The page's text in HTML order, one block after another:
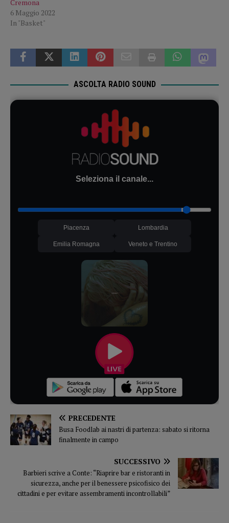
Cremona
6 Maggio 2022
In "Basket"
ASCOLTA RADIO SOUND
Seleziona il canale...
Piacenza Lombardia
Emilia Romagna Veneto e Trentino
PRECEDENTE
Busa Foodlab ai nastri di partenza: sabato si ritorna
finalmente in campo
SUCCESSIVO
Barbieri scrive a Conte: “Riaprire bar e ristoranti in
sicurezza, anche per il benessere psicofisico dei
cittadini e per evitare assembramenti incontrollabili”